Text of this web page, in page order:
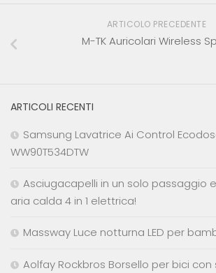
ARTICOLO PRECEDENTE
M-TK Auricolari Wireless
ARTICOLI RECENTI
Samsung Lavatrice Ai Control
WW90T534DTW
Asciugacapelli in un solo passaggio
aria calda 4 in 1 elettrica!
Massway Luce notturna LED per
Aolfay Rockbros Borsello per bici